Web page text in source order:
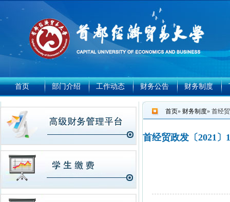
首页 部门介绍 工作动态 财务公告 财务制度
首页» 财务制度» 首经
首经贸政发〔2021